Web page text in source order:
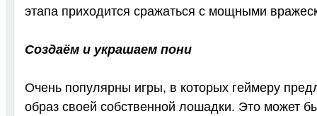
этапа приходится сражаться с мощными
Создаём и украшаем пони
Очень популярны игры, в которых геймеру
образ своей собственной лошадки. Это может